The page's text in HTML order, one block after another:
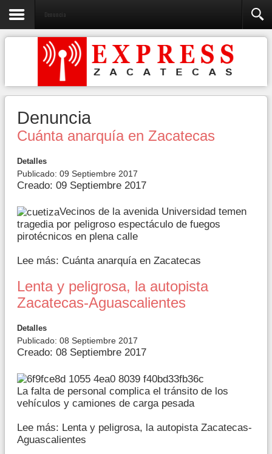
Denuncia
Denuncia
Cuánta anarquía en Zacatecas
Detalles
Publicado: 09 Septiembre 2017
Creado: 09 Septiembre 2017
Vecinos de la avenida Universidad temen
tragedia por peligroso espectáculo de fuegos
pirotécnicos en plena calle
Lee más: Cuánta anarquía en Zacatecas
Lenta y peligrosa, la autopista
Zacatecas-Aguascalientes
Detalles
Publicado: 08 Septiembre 2017
Creado: 08 Septiembre 2017
La falta de personal complica el tránsito de los
vehículos y camiones de carga pesada
Lee más: Lenta y peligrosa, la autopista Zacatecas-
Aguascalientes